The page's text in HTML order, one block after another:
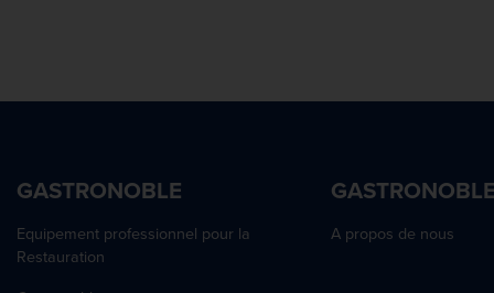
GASTRONOBLE
Equipement professionnel pour la
Restauration
A propos de nous